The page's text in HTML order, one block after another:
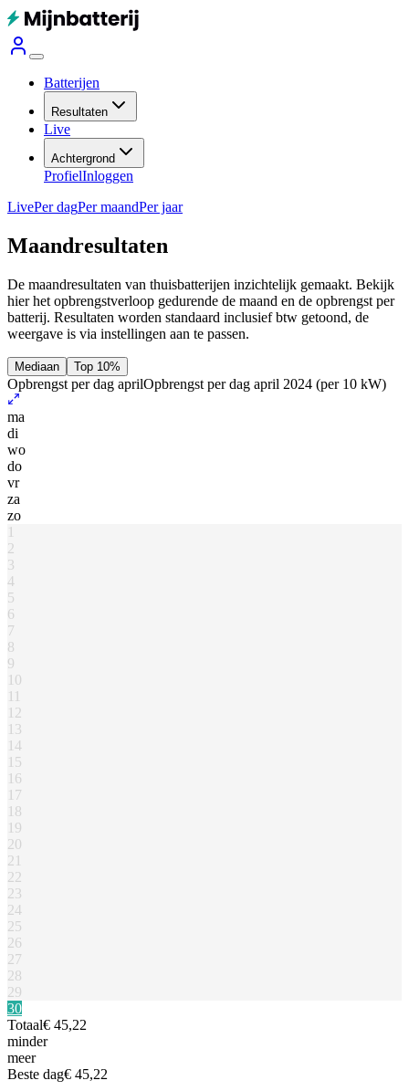
Batterijen
Resultaten
Live
Achtergrond
ProfielInloggen
LivePer dagPer maandPer jaar
Maandresultaten
De maandresultaten van thuisbatterijen inzichtelijk gemaakt. Bekijk
hier het opbrengstverloop gedurende de maand en de opbrengst per
batterij. Resultaten worden standaard inclusief btw getoond, de
weergave is via instellingen aan te passen.
Mediaan Top 10%
Opbrengst per dag aprilOpbrengst per dag april 2024 (per 10 kW)
ma
di
wo
do
vr
za
zo
1
2
3
4
5
6
7
8
9
10
11
12
13
14
15
16
17
18
19
20
21
22
23
24
25
26
27
28
29
30
Totaal€ 45,22
minder
meer
Beste dag€ 45,22